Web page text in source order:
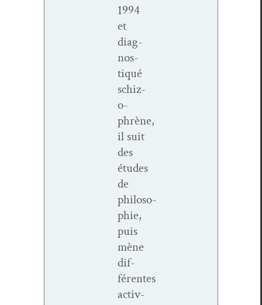
1994
et
diag­
nos­
tiqué
schiz­
o­
phrène,
il suit
des
études
de
philoso­
phie,
puis
mène
dif­
férentes
activ­